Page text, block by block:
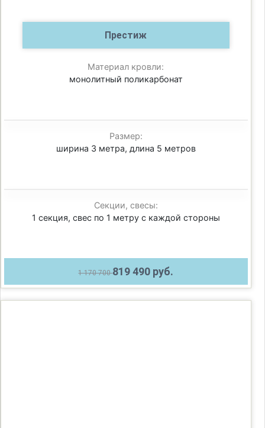
Престиж
Материал кровли:
монолитный поликарбонат
Размер:
ширина 3 метра, длина 5 метров
Секции, свесы:
1 секция, свес по 1 метру с каждой стороны
1 170 700819 490 руб.